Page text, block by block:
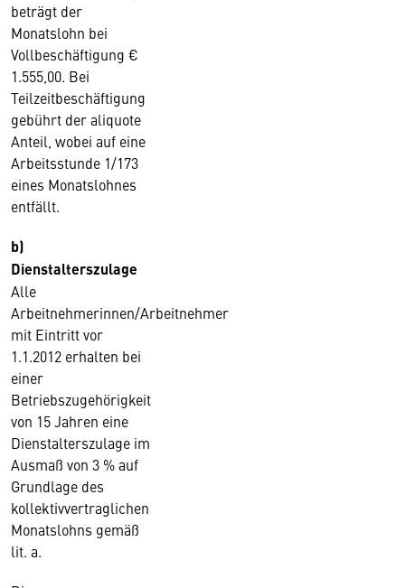
beträgt der
Monatslohn bei
Vollbeschäftigung €
1.555,00. Bei
Teilzeitbeschäftigung
gebührt der aliquote
Anteil, wobei auf eine
Arbeitsstunde 1/173
eines Monatslohnes
entfällt.
b)
Dienstalterszulage
Alle
Arbeitnehmerinnen/Arbeitnehmer
mit Eintritt vor
1.1.2012 erhalten bei
einer
Betriebszugehörigkeit
von 15 Jahren eine
Dienstalterszulage im
Ausmaß von 3 % auf
Grundlage des
kollektivvertraglichen
Monatslohns gemäß
lit. a.